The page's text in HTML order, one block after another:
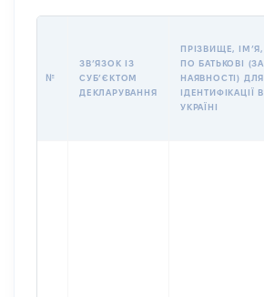
№
ЗВʼЯЗОК ІЗ
СУБʼЄКТОМ
ДЕКЛАРУВАННЯ
ПРІЗВИЩЕ, ІМʼЯ,
ПО БАТЬКОВІ (ЗА
НАЯВНОСТІ) ДЛЯ
ІДЕНТИФІКАЦІЇ В
УКРАЇНІ